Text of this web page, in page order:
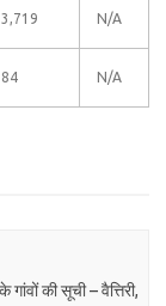
N/A
N/A
गांवों की सूची – वैत्तिरी,